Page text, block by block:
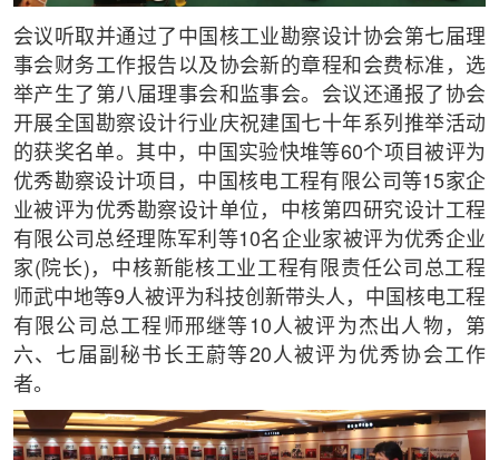
会议听取并通过了中国核工业勘察设计协会第七届理
事会财务工作报告以及协会新的章程和会费标准，选
举产生了第八届理事会和监事会。会议还通报了协会
开展全国勘察设计行业庆祝建国七十年系列推举活动
的获奖名单。其中，中国实验快堆等60个项目被评为
优秀勘察设计项目，中国核电工程有限公司等15家企
业被评为优秀勘察设计单位，中核第四研究设计工程
有限公司总经理陈军利等10名企业家被评为优秀企业
家(院长)，中核新能核工业工程有限责任公司总工程
师武中地等9人被评为科技创新带头人，中国核电工程
有限公司总工程师邢继等10人被评为杰出人物，第
六、七届副秘书长王蔚等20人被评为优秀协会工作
者。